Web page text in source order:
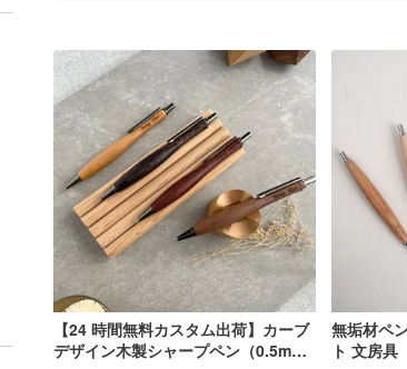
【24 時間無料カスタム出荷】カーブ
デザイン木製シャープペン（0.5mm
無垢材ペ
ト 文房具